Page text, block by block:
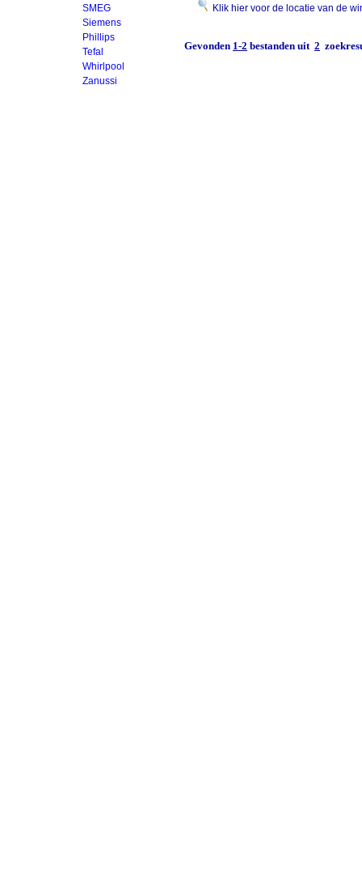
SMEG
Siemens
Phillips
Tefal
Whirlpool
Zanussi
Klik hier voor de locatie van de
Gevonden 1-2 bestanden uit 2